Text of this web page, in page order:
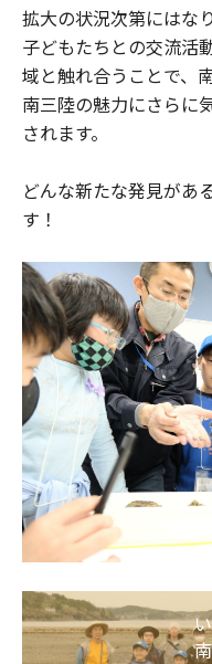
拡大の状況次第にはな
子どもたちとの交流活
域と触れ合うことで、
南三陸の魅力にさらに
されます。
どんな新たな発見があ
す！